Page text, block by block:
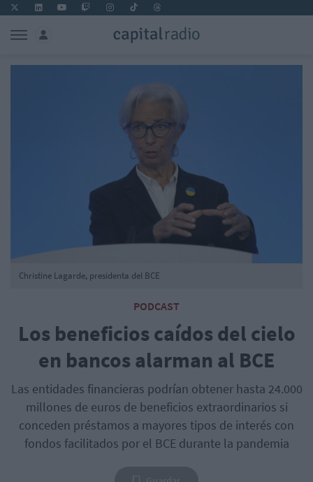
PODCAST
Los beneficios caídos del cielo
en bancos alarman al BCE
Las entidades financieras podrían obtener hasta 24.000
millones de euros de beneficios extraordinarios si
conceden préstamos a mayores tipos de interés con
fondos facilitados por el BCE durante la pandemia
Christine Lagarde, presidenta del BCE